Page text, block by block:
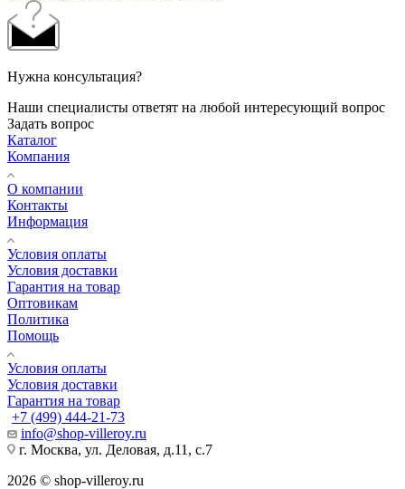
Нужна консультация?
Наши специалисты ответят на любой интересующий вопрос
Задать вопрос
Каталог
Компания
О компании
Контакты
Информация
Условия оплаты
Условия доставки
Гарантия на товар
Оптовикам
Политика
Помощь
Условия оплаты
Условия доставки
Гарантия на товар
+7 (499) 444-21-73
info@shop-villeroy.ru
г. Москва, ул. Деловая, д.11, с.7
2026 © shop-villeroy.ru